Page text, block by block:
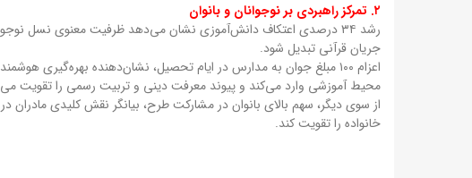
۲. تمرکز راهبردی بر نوجوانان و بانوان
رشد ۳۴ درصدی اعتکاف دانش‌آموزی نشان می‌دهد ظرفیت معنوی نسل
جریان قرآنی تبدیل شود.
اعزام ۱۰۰ مبلغ جوان به مدارس در ایام تحصیل، نشان‌دهنده بهره‌گیری
محیط آموزشی وارد می‌کند و پیوند معرفت دینی و تربیت رسمی را تقویت
از سوی دیگر، سهم بالای بانوان در مشارکت طرح، بیانگر نقش کلیدی مادران
خانواده را تقویت کند.